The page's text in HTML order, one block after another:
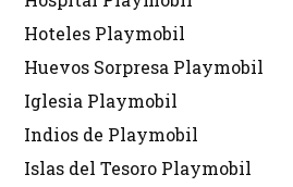
Hoteles Playmobil
Huevos Sorpresa Playmobil
Iglesia Playmobil
Indios de Playmobil
Islas del Tesoro Playmobil